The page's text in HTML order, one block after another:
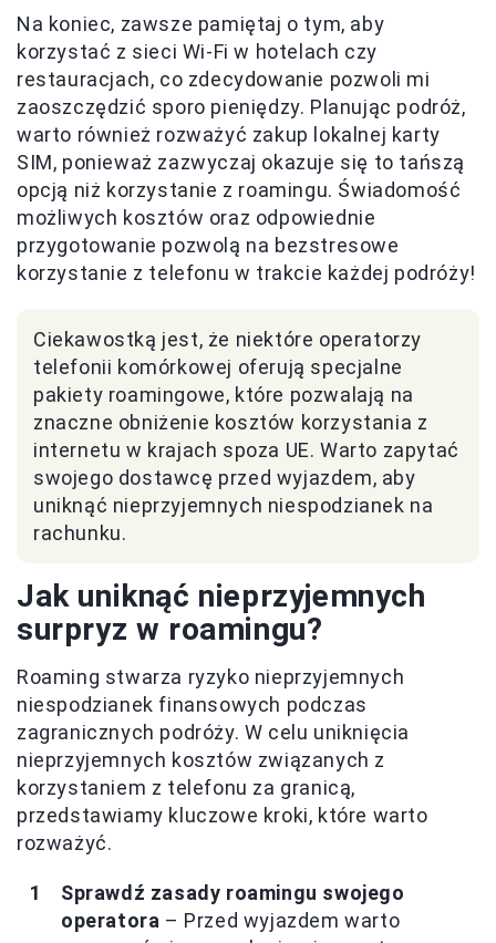
Na koniec, zawsze pamiętaj o tym, aby
korzystać z sieci Wi-Fi w hotelach czy
restauracjach, co zdecydowanie pozwoli mi
zaoszczędzić sporo pieniędzy. Planując podróż,
warto również rozważyć zakup lokalnej karty
SIM, ponieważ zazwyczaj okazuje się to tańszą
opcją niż korzystanie z roamingu. Świadomość
możliwych kosztów oraz odpowiednie
przygotowanie pozwolą na bezstresowe
korzystanie z telefonu w trakcie każdej podróży!
Ciekawostką jest, że niektóre operatorzy
telefonii komórkowej oferują specjalne
pakiety roamingowe, które pozwalają na
znaczne obniżenie kosztów korzystania z
internetu w krajach spoza UE. Warto zapytać
swojego dostawcę przed wyjazdem, aby
uniknąć nieprzyjemnych niespodzianek na
rachunku.
Jak uniknąć nieprzyjemnych
surpryz w roamingu?
Roaming stwarza ryzyko nieprzyjemnych
niespodzianek finansowych podczas
zagranicznych podróży. W celu uniknięcia
nieprzyjemnych kosztów związanych z
korzystaniem z telefonu za granicą,
przedstawiamy kluczowe kroki, które warto
rozważyć.
Sprawdź zasady roamingu swojego
operatora – Przed wyjazdem warto